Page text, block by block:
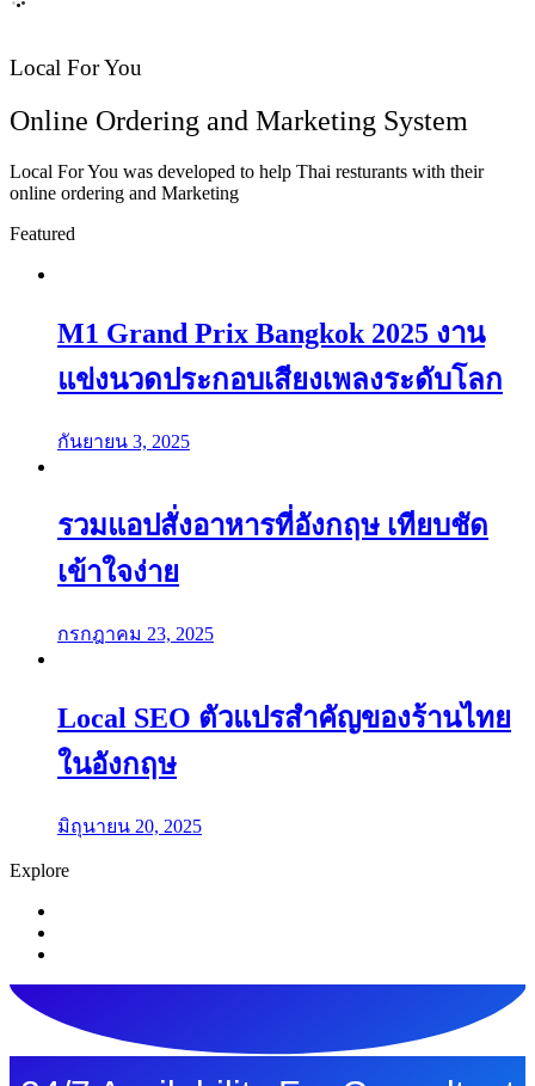
Local For You
Online Ordering and Marketing System
Local For You was developed to help Thai resturants with their
online ordering and Marketing
Featured
M1 Grand Prix Bangkok 2025 งาน
แข่งนวดประกอบเสียงเพลงระดับโลก
กันยายน 3, 2025
รวมแอปสั่งอาหารที่อังกฤษ เทียบชัด
เข้าใจง่าย
กรกฎาคม 23, 2025
Local SEO ตัวแปรสำคัญของร้านไทย
ในอังกฤษ
มิถุนายน 20, 2025
Explore